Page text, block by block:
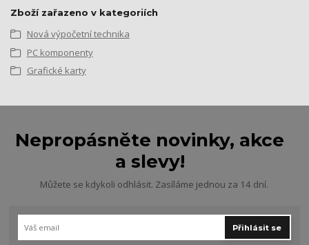
Zboží zařazeno v kategoriích
Nová výpočetní technika
PC komponenty
Grafické karty
Nepropásněte novinky, akce
a slevy!
Můžete se kdykoli odhlásit. Zasíláme jednou za 14 dní.
Přihlásit se